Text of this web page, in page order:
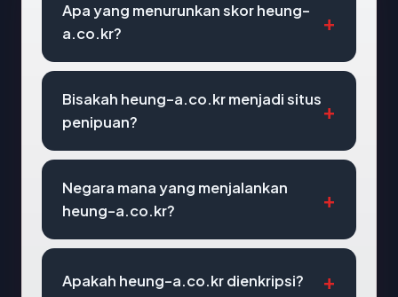
Apa yang menurunkan skor heung-
a.co.kr?
Bisakah heung-a.co.kr menjadi situs
penipuan?
Negara mana yang menjalankan
heung-a.co.kr?
Apakah heung-a.co.kr dienkripsi?